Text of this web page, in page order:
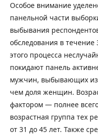
Особое внимание
панельной части
выбывания
обследования в
этого процесса
покидают панель
мужчин, выбывающих из
чем доля женщин.
фактором — полнее
возрастная группа тех
от 31 до 45 лет. Также